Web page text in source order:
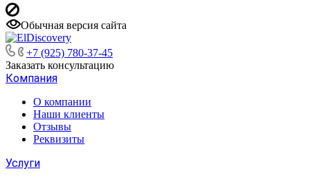
Обычная версия сайта
+7 (925) 780-37-45
Заказать консультацию
Компания
О компании
Наши клиенты
Отзывы
Реквизиты
Услуги